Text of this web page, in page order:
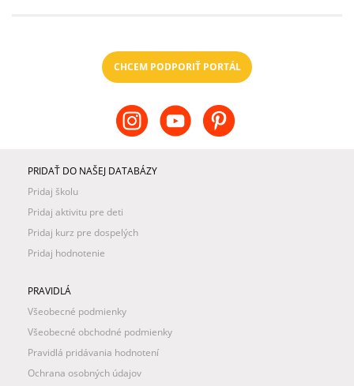
CHCEM PODPORIŤ PORTÁL
PRIDAŤ DO NAŠEJ DATABÁZY
Pridaj školu
Pridaj aktivitu pre deti
Pridaj kurz pre dospelých
Pridaj hodnotenie
PRAVIDLÁ
Všeobecné podmienky
Všeobecné obchodné podmienky
Pravidlá pridávania hodnotení
Ochrana osobných údajov